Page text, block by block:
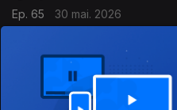
Ep. 65
30 mai. 2026
Igreja Católica +